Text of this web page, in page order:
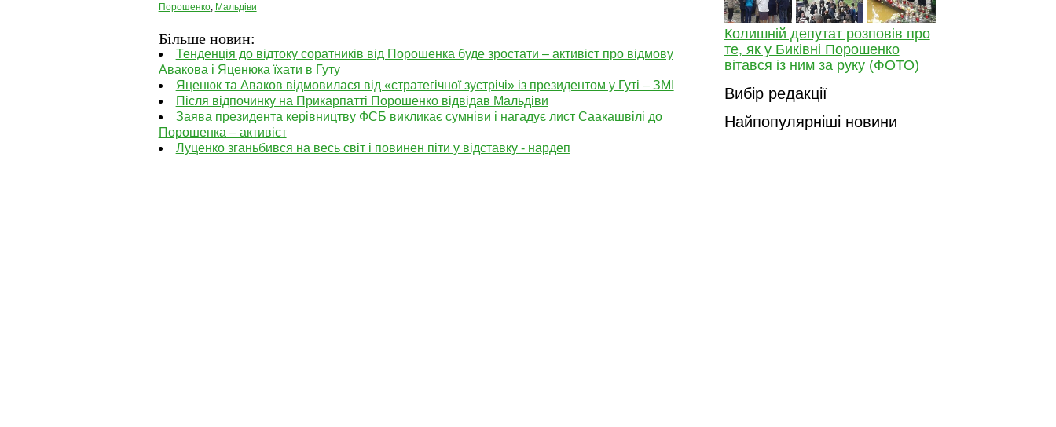
Порошенко, Мальдіви
Більше новин:
Тенденція до відтоку соратників від Порошенка буде зростати – активіст про відмову
Авакова і Яценюка їхати в Гуту
Яценюк та Аваков відмовилася від «стратегічної зустрічі» із президентом у Гуті – ЗМІ
Після відпочинку на Прикарпатті Порошенко відвідав Мальдіви
Заява президента керівництву ФСБ викликає сумніви і нагадує лист Саакашвілі до
Порошенка – активіст
Луценко зганьбився на весь світ і повинен піти у відставку - нардеп
Колишній депутат розповів про
те, як у Биківні Порошенко
вітався із ним за руку (ФОТО)
Вибір редакції
Найпопулярніші новини